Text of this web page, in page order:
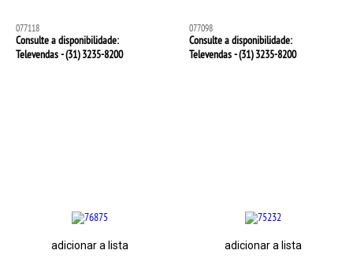
077118
Consulte a disponibilidade:
Televendas - (31)3235-8200
077098
Consulte a disponibilidade:
Televendas - (31)3235-8200
adicionar a lista adicionar a lista